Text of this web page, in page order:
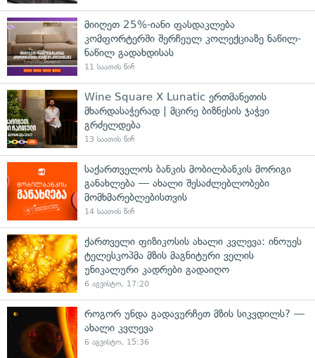
მიიღეთ 25%-იანი ფასდაკლება
კომფორტერში შერჩეულ კოლექციაზე ნაწილ-
ნაწილ გადახდისას
11 საათის წინ
Wine Square X Lunatic ერთმანეთის
მხარდასაჭერად | მცირე ბიზნესის ჯაჭვი
გრძელდება
13 საათის წინ
საქართველოს ბანკის მობილბანკის მორიგი
განახლება — ახალი შესაძლებლობები
მომხმარებლებისთვის
14 საათის წინ
ქართველი ფიზიკოსის ახალი კვლევა: ინოუეს
ტელესკოპმა მზის მაგნიტური ველის
უნიკალური კადრები გადაიღო
6 აგვისტო, 17:20
როგორ უნდა გადავურჩეთ მზის სიკვდილს? —
ახალი კვლევა
6 აგვისტო, 15:36